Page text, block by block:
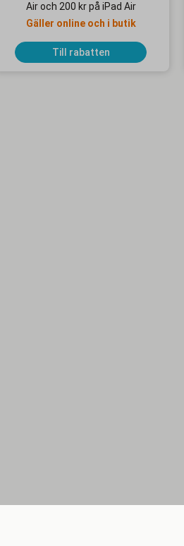
Air och 200 kr på iPad Air
Gäller online och i butik
Till rabatten